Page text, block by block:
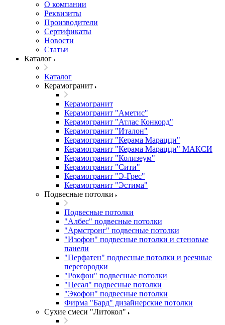
О компании
Реквизиты
Производители
Сертификаты
Новости
Статьи
Каталог
Каталог
Керамогранит
Керамогранит
Керамогранит "Аметис"
Керамогранит "Атлас Конкорд"
Керамогранит "Италон"
Керамогранит "Керама Марацци"
Керамогранит "Керама Марацци" МАКСИ
Керамогранит "Колизеум"
Керамогранит "Сити"
Керамогранит "Э-Грес"
Керамогранит "Эстима"
Подвесные потолки
Подвесные потолки
"Албес" подвесные потолки
"Армстронг" подвесные потолки
"Изофон" подвесные потолки и стеновые
панели
"Перфатен" подвесные потолки и реечные
перегородки
"Рокфон" подвесные потолки
"Цесал" подвесные потолки
"Экофон" подвесные потолки
Фирма "Бард" дизайнерские потолки
Сухие смеси "Литокол"